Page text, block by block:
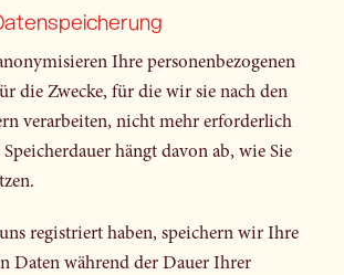
Ihre personenbezogenen
die Zwecke, für die wir sie nach den
verarbeiten, nicht mehr erforderlich
hängt davon ab, wie Sie
registriert haben, speichern wir Ihre
Daten während der Dauer Ihrer